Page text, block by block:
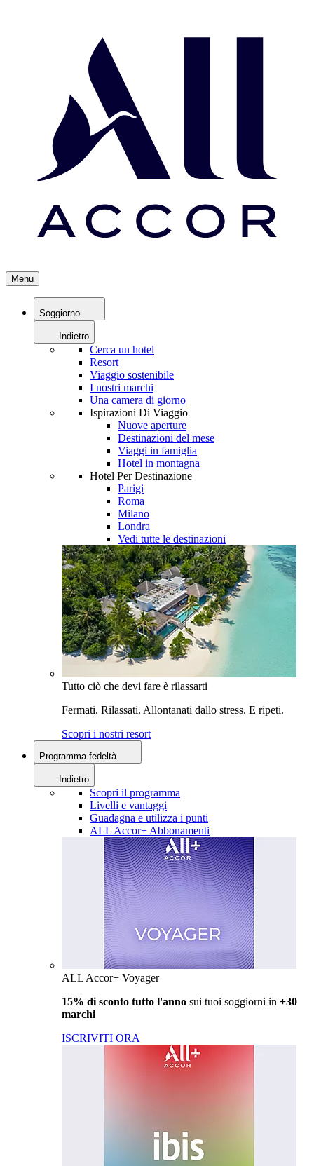
Menu
Soggiorno
Indietro
Cerca un hotel
Resort
Viaggio sostenibile
I nostri marchi
Una camera di giorno
Ispirazioni Di Viaggio
Nuove aperture
Destinazioni del mese
Viaggi in famiglia
Hotel in montagna
Hotel Per Destinazione
Parigi
Roma
Milano
Londra
Vedi tutte le destinazioni
Tutto ciò che devi fare è rilassarti
Fermati. Rilassati. Allontanati dallo stress. E ripeti.
Scopri i nostri resort
Programma fedeltà
Indietro
Scopri il programma
Livelli e vantaggi
Guadagna e utilizza i punti
ALL Accor+ Abbonamenti
ALL Accor+ Voyager
15% di sconto tutto l'anno sui tuoi soggiorni in +30
marchi
ISCRIVITI ORA